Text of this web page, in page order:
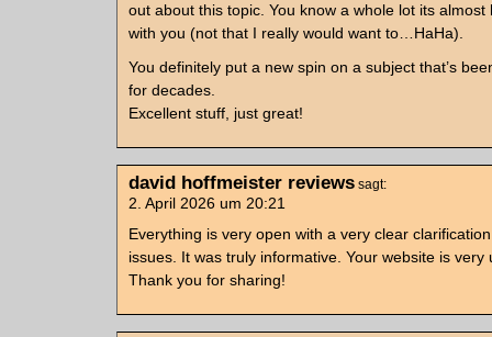
out about this topic. You know a whole lot its almost
with you (not that I really would want to…HaHa).
You definitely put a new spin on a subject that’s
for decades.
Excellent stuff, just great!
david hoffmeister reviews sagt:
2. April 2026 um 20:21
Everything is very open with a very clear
issues. It was truly informative. Your website is very
Thank you for sharing!